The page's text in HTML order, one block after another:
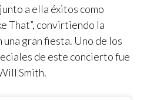
a ella éxitos como
That”, convirtiendo la
gran fiesta. Uno de los
de este concierto fue
Smith.